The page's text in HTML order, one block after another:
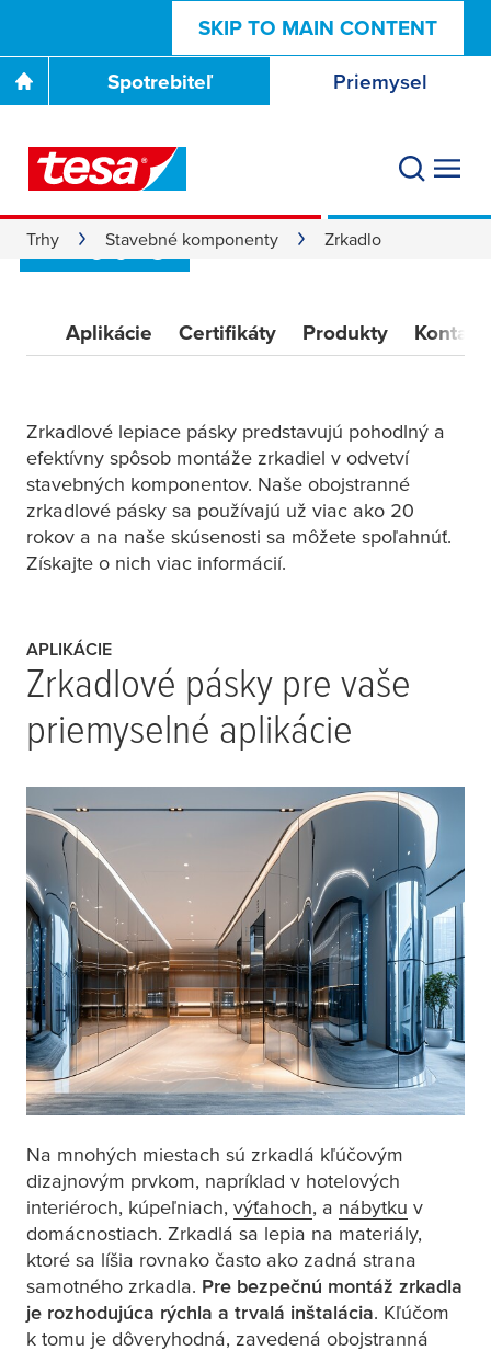
SKIP TO MAIN CONTENT
Spotrebiteľ Priemysel
Trhy Stavebné komponenty Zrkadlo
Rýchlo a jednoducho:
Riešenia na lepenie
zrkadiel
Aplikácie Certifikáty Produkty Kontakt
Zrkadlové lepiace pásky predstavujú pohodlný a
efektívny spôsob montáže zrkadiel v odvetví
stavebných komponentov. Naše obojstranné
zrkadlové pásky sa používajú už viac ako 20
rokov a na naše skúsenosti sa môžete spoľahnúť.
Získajte o nich viac informácií.
APLIKÁCIE
Zrkadlové pásky pre vaše
priemyselné aplikácie
Na mnohých miestach sú zrkadlá kľúčovým
dizajnovým prvkom, napríklad v hotelových
interiéroch, kúpeľniach, výťahoch, a nábytku v
domácnostiach. Zrkadlá sa lepia na materiály,
ktoré sa líšia rovnako často ako zadná strana
samotného zrkadla. Pre bezpečnú montáž zrkadla
je rozhodujúca rýchla a trvalá inštalácia. Kľúčom
k tomu je dôveryhodná, zavedená obojstranná